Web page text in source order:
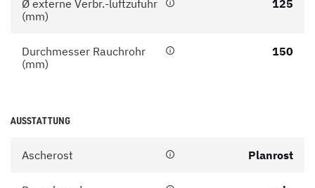
Ø externe Verbr.-luftzufuhr
(mm)
125
Durchmesser Rauchrohr
(mm)
150
AUSSTATTUNG
Ascherost Planrost